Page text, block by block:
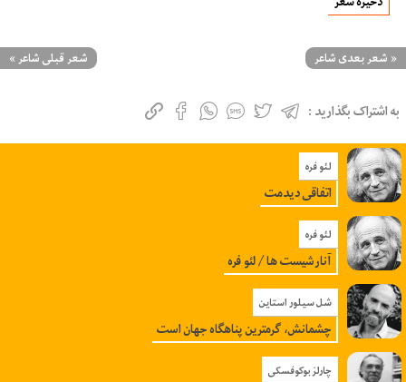
« شعر بعدی شاعر شعر قبلی شاعر»
به اشتراک بگذارید :
لئو فره
اتفاقی دیدمت
لئو فره
آنارشیست ها / لئو فره
شل سیلور استاین
چشمانش، گرمترین پناهگاه جهان است
چارلز بوکوفسکی